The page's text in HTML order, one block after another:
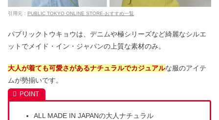
引用元： PUBLIC TOKYO ONLINE STORE-おすすめ一覧
パブリックトウキョウは、デニムや極シリーズなど綺麗なシルエ
ットでメイド・イン・ジャパンの上質な素材のみ。
大人が着ても可愛さがあるナチュラルでカジュアルな服のアイテ
ムが勢揃いです。
ALL MADE IN JAPANの大人ナチュラル